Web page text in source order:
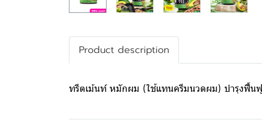
Product description
ทรีตเม้นท์ หมักผม (ใช้แทนครีมนวดผม) บำรุงฟื้น